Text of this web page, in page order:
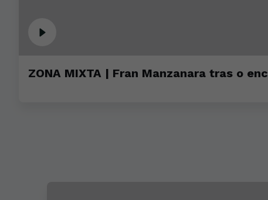
ZONA MIXTA | Fran Manzanara tras o